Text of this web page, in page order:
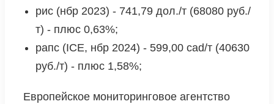
рис (нбр 2023) - 741,79 дол./т (68080 руб./
т) - плюс 0,63%;
рапс (ICE, нбр 2024) - 599,00 cad/т (40630
руб./т) - плюс 1,58%;
Европейское мониторинговое агентство